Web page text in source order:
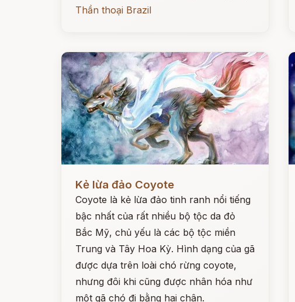
Thần thoại Brazil
Kẻ lừa đảo Coyote
Coyote là kẻ lừa đảo tinh ranh nổi tiếng
bậc nhất của rất nhiều bộ tộc da đỏ
Bắc Mỹ, chủ yếu là các bộ tộc miền
Trung và Tây Hoa Kỳ. Hình dạng của gã
được dựa trên loài chó rừng coyote,
nhưng đôi khi cũng được nhân hóa như
một gã chó đi bằng hai chân.